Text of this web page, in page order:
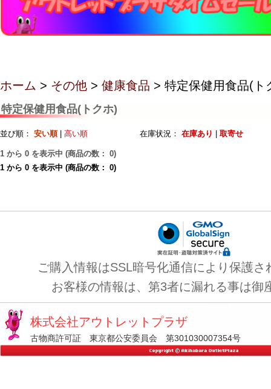
ホーム > その他 > 健康食品 > 特定保健用食品(ト
特定保健用食品(トクホ)
並び順： 安い順| 高い順 在庫状況： 在庫あり 取寄せ
1 から 0 を表示中 (商品の数： 0)
1 から 0 を表示中 (商品の数： 0)
ご購入情報はSSL暗号化通信により保護さ
お客様の情報は、第3者に漏れる事は御
株式会社アウトレットプラザ
古物商許可証 東京都公安委員会 第301030007354号